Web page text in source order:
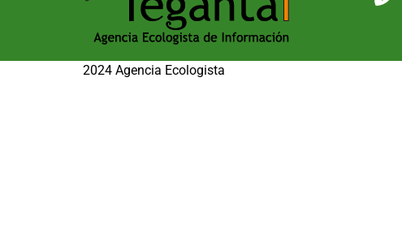
2024 Agencia Ecologista